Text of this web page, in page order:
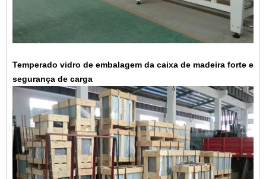
Temperado vidro de embalagem da caixa de madeira forte e
segurança de carga